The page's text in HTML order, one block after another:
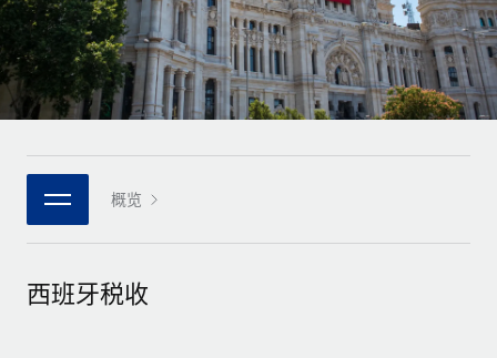
基础设施
Remote Embedded
将人力资源无缝融入工作流程
团队的内置核心人力资源功能
连接 新的
使用我们的 MCP 将任何人工智能工具与 Remote 平台相连
借助核心业务工具简化流程
中型市场
通过定制化人力资源解决方案扩展团队
企业
与我们携手合作
战略技术合作伙伴
研究与指引
案例研究
人力资源术语表
核对表和模板
职位描述库
网络研讨会
活动
Deutsch
Español
Italiano
Português (Portugal)
日本語
한국어
概览
西班牙税收